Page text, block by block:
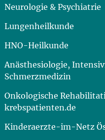
Neurologie & Psychiatrie
Lungenheilkunde
HNO-Heilkunde
Anästhesiologie,
Schmerzmedizin
Onkologische
krebspatienten.de
Kinderaerzte-im-Netz